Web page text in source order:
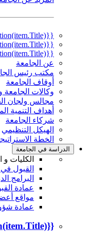
{{mmc.getCurrentTranslation(item.Title)}}
{{mmc.getCurrentTranslation(item.Title)}}
{{mmc.getCurrentTranslation(item.Title)}}
عن الجامعة
مكتب رئيس
أوقاف الجامعة
وكالات الجامعة
مجالس ولجان
أهداف التنمية
شركاء الجامعة
الهيكل التنظيمي
الخطة
الدراسة في الجامعة
الكليات و
القبول
البرامج
عمادة
مواقع
عمادة
{{mmc.getCurrentTranslation(item.Title)}}